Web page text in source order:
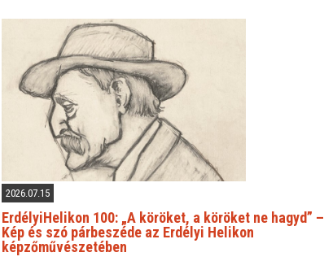
2026.07.15
ErdélyiHelikon 100: „A köröket, a köröket ne hagyd” –
Kép és szó párbeszéde az Erdélyi Helikon
képzőművészetében